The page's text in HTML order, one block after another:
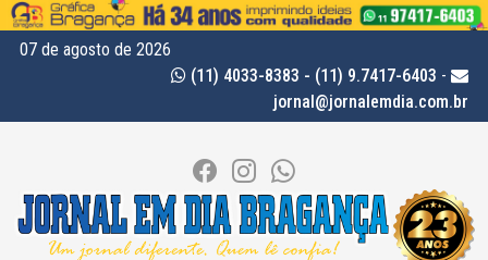
07 de agosto de 2026
(11) 4033-8383 - (11) 9.7417-6403 -
jornal@jornalemdia.com.br